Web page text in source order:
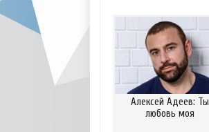
Алексей Адеев: Ты
любовь моя